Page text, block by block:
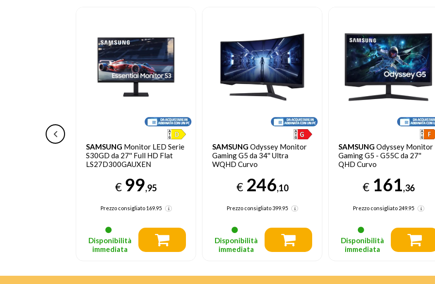
Monitor M5
SAMSUNG Monitor LED Serie
S30GD da 27'' Full HD Flat
LS27D300GAUXEN
€ 99,95
Prezzo consigliato169.95
Disponibilità
immediata
SAMSUNG Odyssey Monitor
Gaming G5 da 34'' Ultra
WQHD Curvo
€ 246,10
Prezzo consigliato399.95
Disponibilità
immediata
SAMSUNG Odyssey Monitor
Gaming G5 - G55C da 27''
QHD Curvo
€ 161,36
Prezzo consigliato249.95
Disponibilità
immediata